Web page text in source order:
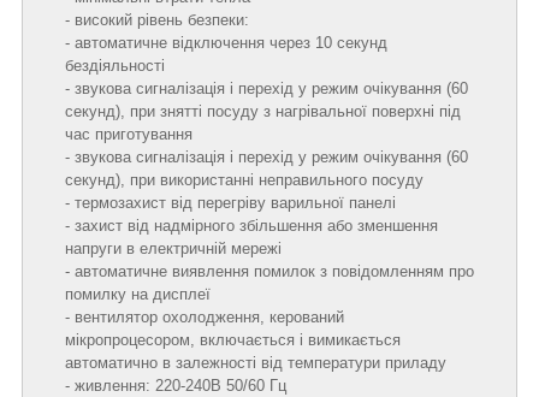
- високий рівень безпеки:
- автоматичне відключення через 10 секунд
бездіяльності
- звукова сигналізація і перехід у режим очікування (60
секунд), при знятті посуду з нагрівальної поверхні під
час приготування
- звукова сигналізація і перехід у режим очікування (60
секунд), при використанні неправильного посуду
- термозахист від перегріву варильної панелі
- захист від надмірного збільшення або зменшення
напруги в електричній мережі
- автоматичне виявлення помилок з повідомленням про
помилку на дисплеї
- вентилятор охолодження, керований
мікропроцесором, включається і вимикається
автоматично в залежності від температури приладу
- живлення: 220-240В 50/60 Гц